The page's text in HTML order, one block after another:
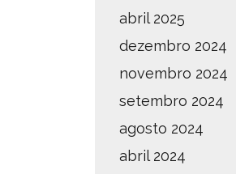
abril 2025
dezembro 2024
novembro 2024
setembro 2024
agosto 2024
abril 2024